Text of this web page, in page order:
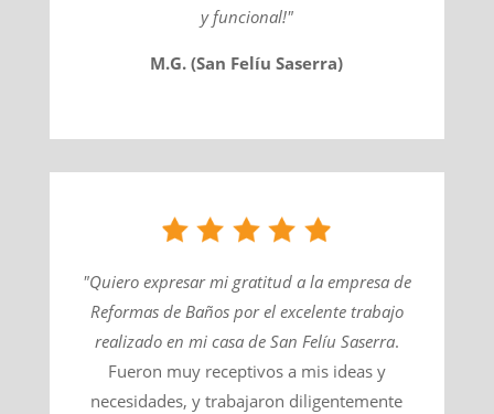
y funcional!"
M.G. (San Felíu Saserra)
"Quiero expresar mi gratitud a la empresa de
Reformas de Baños por el excelente trabajo
realizado en mi casa de San Felíu Saserra​.
Fueron muy receptivos a mis ideas y
necesidades, y trabajaron diligentemente